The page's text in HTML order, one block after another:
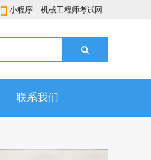
小程序 机械工程师考试网
联系我们